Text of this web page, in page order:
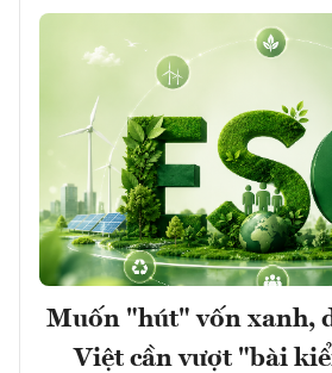
Muốn "hút" vốn xanh,
Việt cần vượt "bài